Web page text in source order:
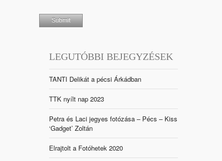
LEGUTÓBBI BEJEGYZÉSEK
TANTI Delikát a pécsi Árkádban
TTK nyílt nap 2023
Petra és Laci jegyes fotózása – Pécs – Kiss
‘Gadget’ Zoltán
Elrajtolt a Fotóhetek 2020